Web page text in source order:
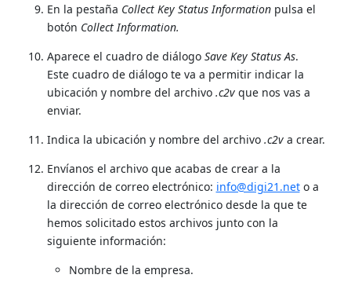
En la pestaña Collect Key Status Informationpulsa el
botón Collect Information.
Aparece el cuadro de diálogo Save Key Status As.
Este cuadro de diálogo te va a permitir indicar la
ubicación y nombre del archivo .c2vque nos vas a
enviar.
Indica la ubicación y nombre del archivo .c2va crear.
Envíanos el archivo que acabas de crear a la
dirección de correo electrónico: info@digi21.neto a
la dirección de correo electrónico desde la que te
hemos solicitado estos archivos junto con la
siguiente información:
Nombre de la empresa.